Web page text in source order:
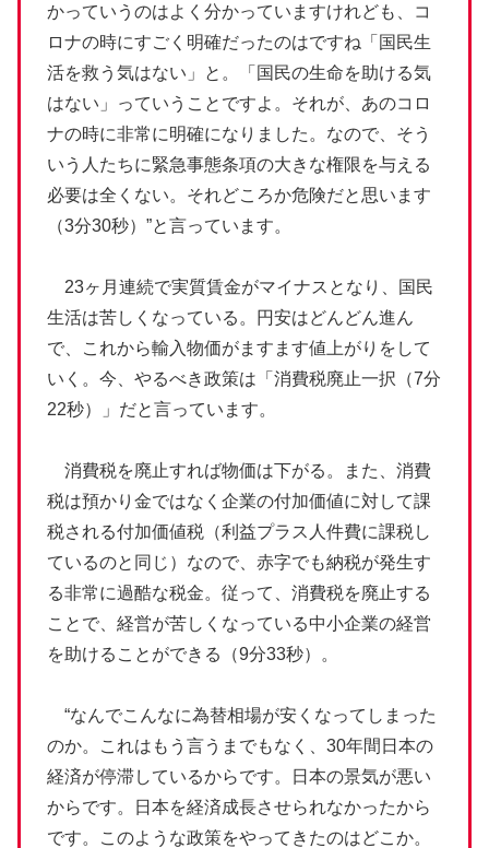
かっていうのはよく分かっていますけれども、コ
ロナの時にすごく明確だったのはですね「国民生
活を救う気はない」と。「国民の生命を助ける気
はない」っていうことですよ。それが、あのコロ
ナの時に非常に明確になりました。なので、そう
いう人たちに緊急事態条項の大きな権限を与える
必要は全くない。それどころか危険だと思います
（3分30秒）”と言っています。
23ヶ月連続で実質賃金がマイナスとなり、国民
生活は苦しくなっている。円安はどんどん進ん
で、これから輸入物価がますます値上がりをして
いく。今、やるべき政策は「消費税廃止一択（7分
22秒）」だと言っています。
消費税を廃止すれば物価は下がる。また、消費
税は預かり金ではなく企業の付加価値に対して課
税される付加価値税（利益プラス人件費に課税し
ているのと同じ）なので、赤字でも納税が発生す
る非常に過酷な税金。従って、消費税を廃止する
ことで、経営が苦しくなっている中小企業の経営
を助けることができる（9分33秒）。
“なんでこんなに為替相場が安くなってしまった
のか。これはもう言うまでもなく、30年間日本の
経済が停滞しているからです。日本の景気が悪い
からです。日本を経済成長させられなかったから
です。このような政策をやってきたのはどこか。